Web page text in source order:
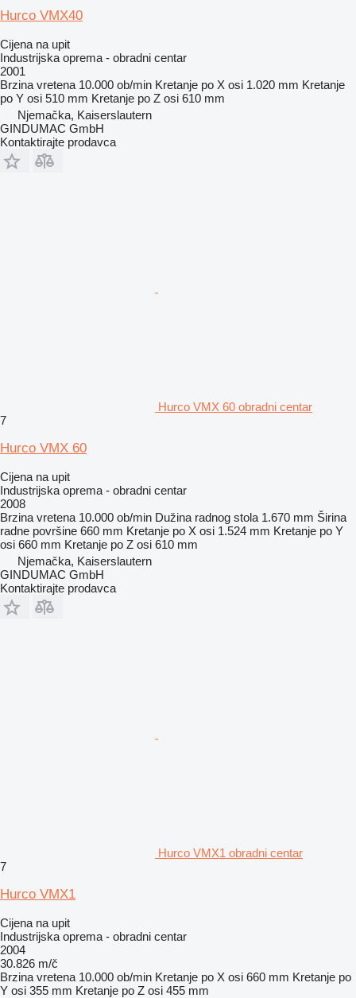
Hurco VMX40
Cijena na upit
Industrijska oprema - obradni centar
2001
Brzina vretena 10.000 ob/min Kretanje po X osi 1.020 mm Kretanje
po Y osi 510 mm Kretanje po Z osi 610 mm
Njemačka, Kaiserslautern
GINDUMAC GmbH
Kontaktirajte prodavca
Hurco VMX 60 obradni centar
7
Hurco VMX 60
Cijena na upit
Industrijska oprema - obradni centar
2008
Brzina vretena 10.000 ob/min Dužina radnog stola 1.670 mm Širina
radne površine 660 mm Kretanje po X osi 1.524 mm Kretanje po Y
osi 660 mm Kretanje po Z osi 610 mm
Njemačka, Kaiserslautern
GINDUMAC GmbH
Kontaktirajte prodavca
Hurco VMX1 obradni centar
7
Hurco VMX1
Cijena na upit
Industrijska oprema - obradni centar
2004
30.826 m/č
Brzina vretena 10.000 ob/min Kretanje po X osi 660 mm Kretanje po
Y osi 355 mm Kretanje po Z osi 455 mm